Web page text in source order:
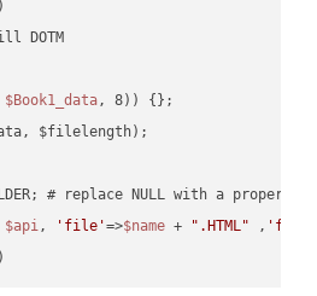
DOTM
$Book1_data, 8)) {};
$filelength);
$api, 'file'=>$name + ".HTML" ,